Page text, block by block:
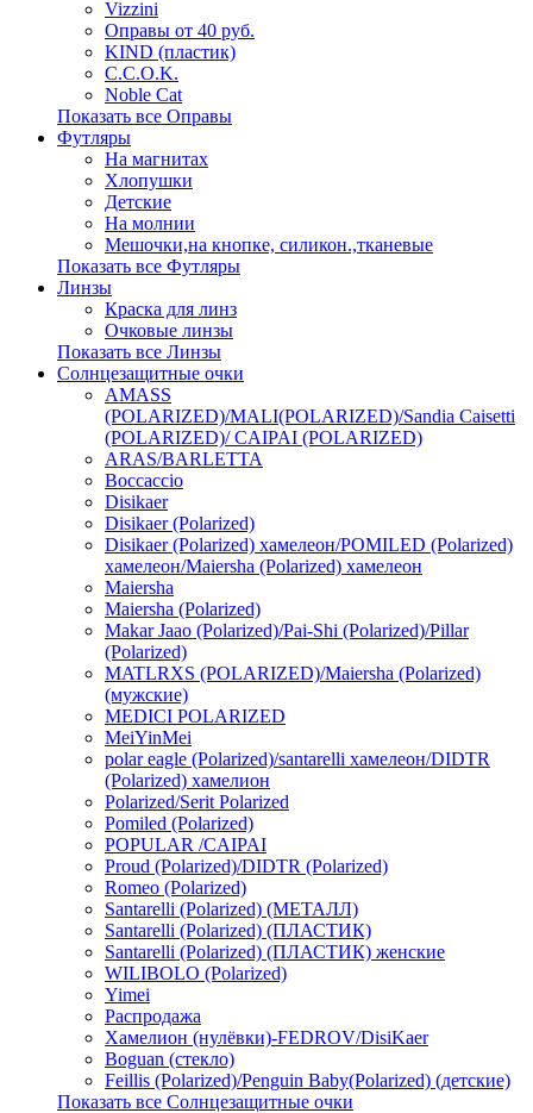
Vizzini
Оправы от 40 руб.
KIND (пластик)
C.C.O.K.
Noble Cat
Показать все Оправы
Футляры
На магнитах
Хлопушки
Детские
На молнии
Мешочки,на кнопке, силикон.,тканевые
Показать все Футляры
Линзы
Краска для линз
Очковые линзы
Показать все Линзы
Солнцезащитные очки
AMASS
(POLARIZED)/MALI(POLARIZED)/Sandia Caisetti
(POLARIZED)/ CAIPAI (POLARIZED)
ARAS/BARLETTA
Boccaccio
Disikaer
Disikaer (Polarized)
Disikaer (Polarized) хамелеон/POMILED (Polarized)
хамелеон/Maiersha (Polarized) хамелеон
Maiersha
Maiersha (Polarized)
Makar Jaao (Polarized)/Pai-Shi (Polarized)/Pillar
(Polarized)
MATLRXS (POLARIZED)/Maiersha (Polarized)
(мужские)
MEDICI POLARIZED
MeiYinMei
polar eagle (Polarized)/santarelli хамелеон/DIDTR
(Polarized) хамелион
Polarized/Serit Polarized
Pomiled (Polarized)
POPULAR /CAIPAI
Proud (Polarized)/DIDTR (Polarized)
Romeo (Polarized)
Santarelli (Polarized) (МЕТАЛЛ)
Santarelli (Polarized) (ПЛАСТИК)
Santarelli (Polarized) (ПЛАСТИК) женские
WILIBOLO (Polarized)
Yimei
Распродажа
Хамелион (нулёвки)-FEDROV/DisiKaer
Boguan (стекло)
Feillis (Polarized)/Penguin Baby(Polarized) (детские)
Показать все Солнцезащитные очки